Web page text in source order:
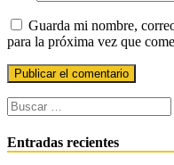
Guarda mi nombre,
para la próxima vez que
Buscar:
Entradas recientes